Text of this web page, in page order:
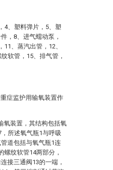
4、塑料弹片，5、塑
，8、进气蠕动泵，
、蒸汽出管，12、
软管，15、排气管，
症监护用输氧装置作
氧装置，其结构包括氧
所述氧气瓶1与呼吸
道包括与氧气瓶1连
螺纹软管14两部分，
接三通阀13的一端，